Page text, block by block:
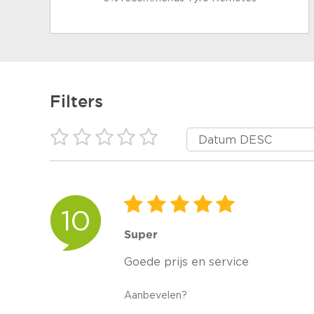
Filters
10 Super
Goede prijs en service
Aanbevelen?